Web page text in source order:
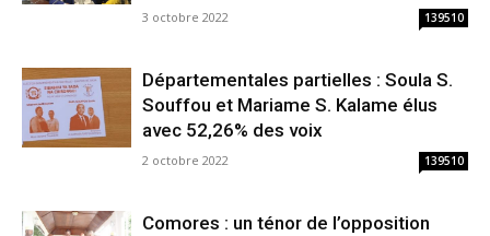
3 octobre 2022 139510
Départementales partielles : Soula S.
Souffou et Mariame S. Kalame élus
avec 52,26% des voix
2 octobre 2022 139510
Comores : un ténor de l’opposition